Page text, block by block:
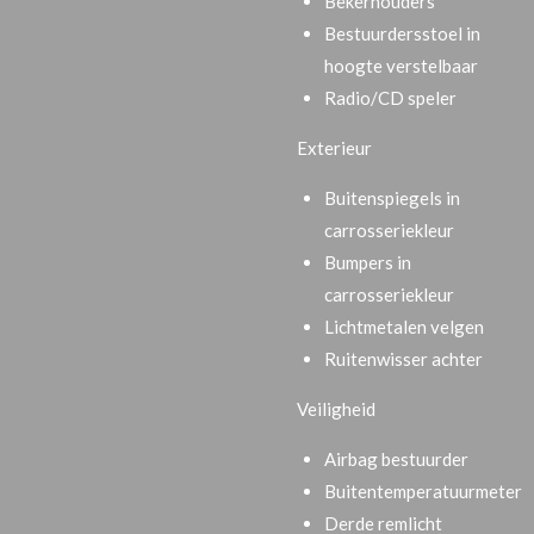
Bestuurdersstoel in
hoogte verstelbaar
Radio/CD speler
Exterieur
Buitenspiegels in
carrosseriekleur
Bumpers in
carrosseriekleur
Lichtmetalen velgen
Ruitenwisser achter
Veiligheid
Airbag bestuurder
Buitentemperatuurmeter
Derde remlicht